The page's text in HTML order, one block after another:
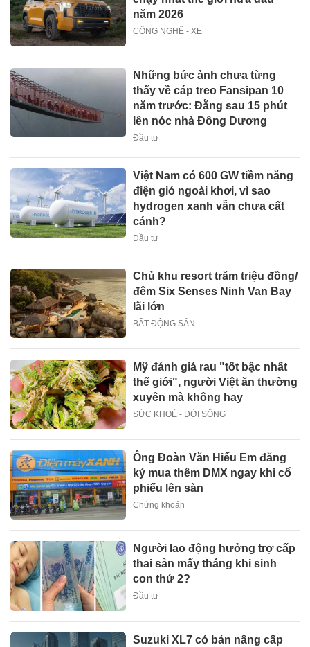
năm 2026
CÔNG NGHỆ - XE
Những bức ảnh chưa từng
thấy về cáp treo Fansipan 10
năm trước: Đằng sau 15 phút
lên nóc nhà Đông Dương
Đầu tư
Việt Nam có 600 GW tiềm năng
điện gió ngoài khơi, vì sao
hydrogen xanh vẫn chưa cất
cánh?
Đầu tư
Chủ khu resort trăm triệu đồng/
đêm Six Senses Ninh Van Bay
lãi lớn
BẤT ĐỘNG SẢN
Mỹ đánh giá rau "tốt bậc nhất
thế giới", người Việt ăn thường
xuyên mà không hay
SỨC KHOẺ - ĐỜI SỐNG
Ông Đoàn Văn Hiểu Em đăng
ký mua thêm DMX ngay khi cổ
phiếu lên sàn
Chứng khoán
Người lao động hưởng trợ cấp
thai sản mấy tháng khi sinh
con thứ 2?
Đầu tư
Suzuki XL7 có bản nâng cấp